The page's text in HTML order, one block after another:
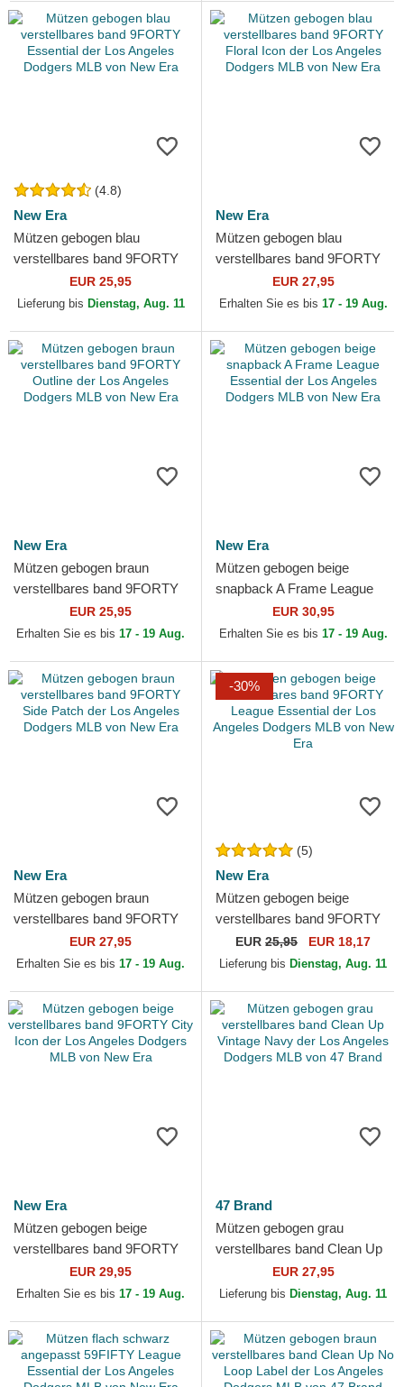
(4.8)
New Era
Mützen gebogen blau
verstellbares band 9FORTY
Essential der Los Angeles
Dodgers MLB von New Era
EUR 25,95
Lieferung bis Dienstag, Aug. 11
New Era
Mützen gebogen blau
verstellbares band 9FORTY
Floral Icon der Los Angeles
Dodgers MLB von New Era
EUR 27,95
Erhalten Sie es bis 17 - 19 Aug.
New Era
Mützen gebogen braun
verstellbares band 9FORTY
Outline der Los Angeles
Dodgers MLB von New Era
EUR 25,95
Erhalten Sie es bis 17 - 19 Aug.
New Era
Mützen gebogen beige
snapback A Frame League
Essential der Los Angeles
Dodgers MLB von New Era
EUR 30,95
Erhalten Sie es bis 17 - 19 Aug.
New Era
Mützen gebogen braun
verstellbares band 9FORTY
Side Patch der Los Angeles
Dodgers MLB von New Era
EUR 27,95
Erhalten Sie es bis 17 - 19 Aug.
-30%
(5)
New Era
Mützen gebogen beige
verstellbares band 9FORTY
League Essential der Los
Angeles Dodgers MLB von...
EUR 25,95 EUR 18,17
Lieferung bis Dienstag, Aug. 11
New Era
Mützen gebogen beige
verstellbares band 9FORTY
City Icon der Los Angeles
Dodgers MLB von New Era
EUR 29,95
Erhalten Sie es bis 17 - 19 Aug.
47 Brand
Mützen gebogen grau
verstellbares band Clean Up
Vintage Navy der Los
Angeles Dodgers MLB von
EUR 27,95
Lieferung bis Dienstag, Aug. 11